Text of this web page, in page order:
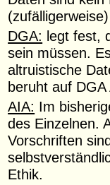
DGA: legt fest,
sein müssen.
altruistische
beruht auf
AIA: Im
des Einzelnen.
Vorschriften
Ethik.